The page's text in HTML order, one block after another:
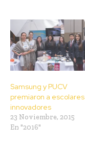
Samsung y PUCV
premiaron a escolares
innovadores
23 Noviembre, 2015
En "2016"